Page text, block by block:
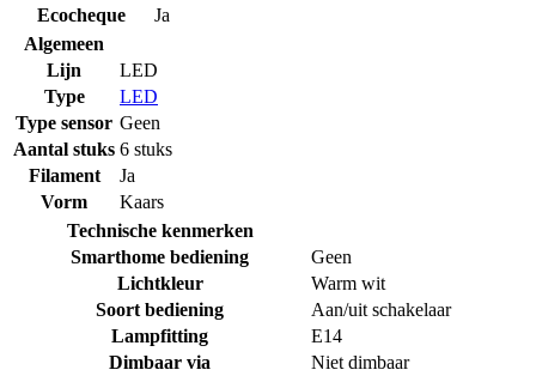
Ecocheque
Ja
Algemeen
Lijn
LED
Type
LED
Type sensor Geen
Aantal stuks 6 stuks
Filament
Ja
Vorm
Kaars
Technische kenmerken
Smarthome bediening
Geen
Lichtkleur
Warm wit
Soort bediening
Aan/uit schakelaar
Lampfitting
E14
Dimbaar via
Niet dimbaar